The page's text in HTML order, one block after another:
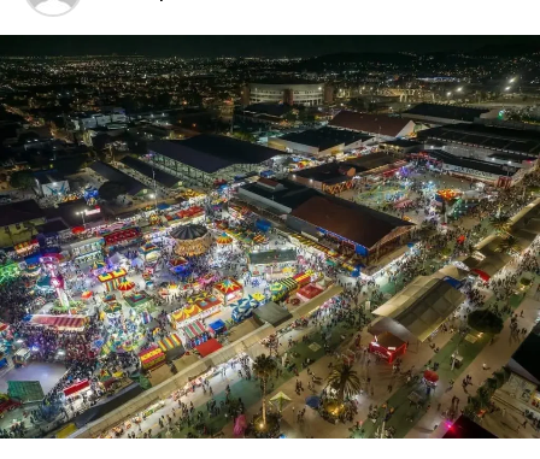
tienen derecho a unasegunda oportunidad, a levantarse
de sus caídas con más fuerza y areescribirsu destino
con la frente en alto.
El encuentro concluyó con unmensaje de esperanza
y
fortaleza para las mujeres privadas de la libertad,
reafirmando que siempre existe la posibilidad de
comenzar de nuevo. Entre aplausos, sonrisas y palabras
de aliento, quedó presente la importancia de acompañar